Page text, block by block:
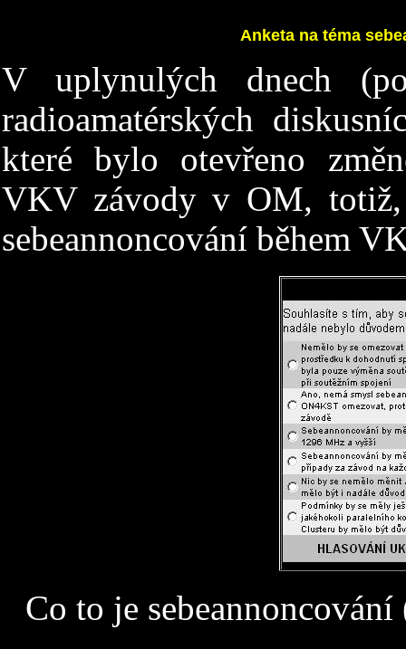
Anketa na téma
V uplynulých dnech
radioamatérských
které bylo otevřeno
VKV závody v OM, totiž,
sebeannoncování během
Co to je